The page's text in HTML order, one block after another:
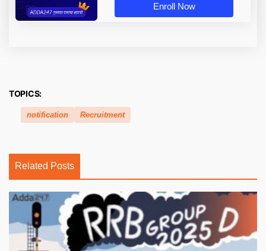
Enroll Now
TOPICS:
notification Recruitment
Related Posts